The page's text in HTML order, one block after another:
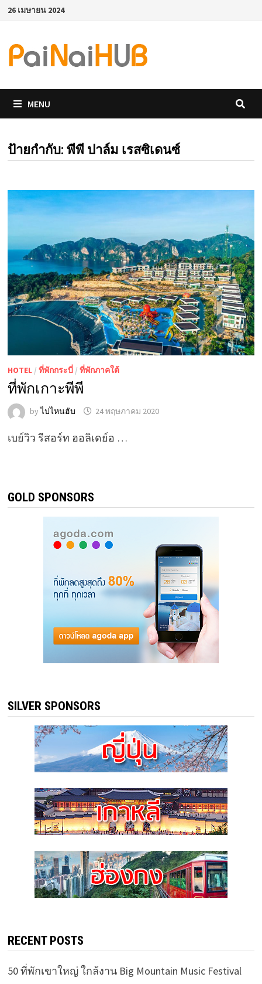
Skip26 เมษายน 2024
MENU
ป้ายกำกับ: พีพี ปาล์ม เรสซิเดนซ์
HOTEL/ ที่พักกระบี่/ ที่พักภาคใต้
ที่พักเกาะพีพี
byไปไหนฮับ 24 พฤษภาคม 2020
เบย์วิว รีสอร์ท ฮอลิเดย์อ …
GOLD SPONSORS
SILVER SPONSORS
RECENT POSTS
50 ที่พักเขาใหญ่ ใกล้งาน Big Mountain Music Festival